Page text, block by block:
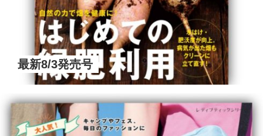
最新8/3発売号